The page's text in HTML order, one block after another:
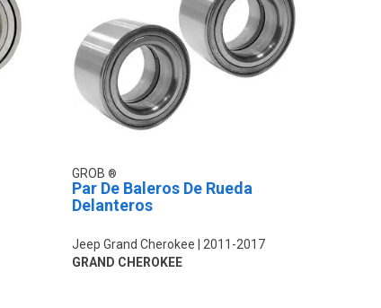
GROB
Par De Baleros De Rueda
Delanteros
Jeep Grand Cherokee
2011-2017
GRAND CHEROKEE